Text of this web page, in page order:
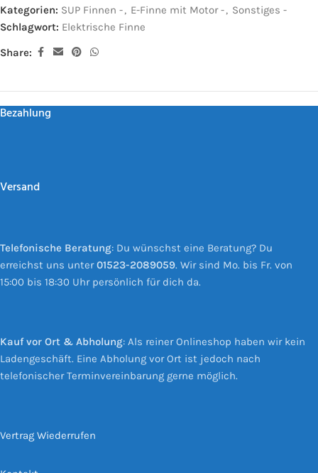
Kategorien: SUP Finnen -, E-Finne mit Motor -, Sonstiges -
Schlagwort: Elektrische Finne
Share:
Bezahlung
Versand
Telefonische Beratung: Du wünschst eine Beratung? Du
erreichst uns unter01523-2089059. Wir sind Mo. bis Fr. von
15:00 bis 18:30 Uhr persönlich für dich da.
Kauf vor Ort & Abholung: Als reiner Onlineshop haben wir kein
Ladengeschäft. Eine Abholung vor Ort ist jedoch nach
telefonischer Terminvereinbarung gerne möglich.
Vertrag Wiederrufen